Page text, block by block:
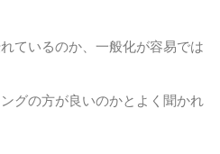
ているのか、一般化が容易では
グの方が良いのかとよく聞かれ